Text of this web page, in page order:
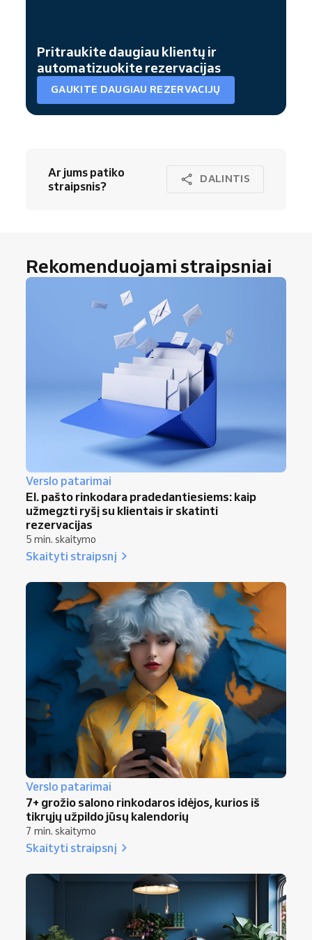
Pritraukite daugiau klientų ir
automatizuokite rezervacijas
GAUKITE DAUGIAU REZERVACIJŲ
Ar jums patiko
straipsnis?
DALINTIS
Rekomenduojami straipsniai
Verslo patarimai
El. pašto rinkodara pradedantiesiems: kaip
užmegzti ryšį su klientais ir skatinti
rezervacijas
5 min. skaitymo
Skaityti straipsnį
Verslo patarimai
7+ grožio salono rinkodaros idėjos, kurios iš
tikrųjų užpildo jūsų kalendorių
7 min. skaitymo
Skaityti straipsnį